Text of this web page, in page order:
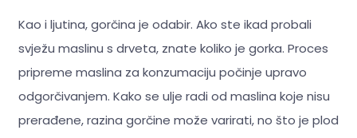
Kao i ljutina, gorčina je odabir. Ako ste ikad probali
svježu maslinu s drveta, znate koliko je gorka. Proces
pripreme maslina za konzumaciju počinje upravo
odgorčivanjem. Kako se ulje radi od maslina koje nisu
prerađene, razina gorčine može varirati, no što je plod